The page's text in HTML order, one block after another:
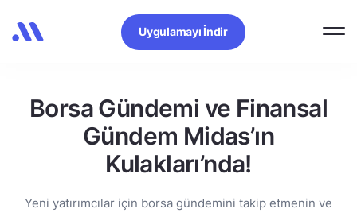
Uygulamayı İndir
Borsa Gündemi ve Finansal
Gündem Midas’ın
Kulakları’nda!
Yeni yatırımcılar için borsa gündemini takip etmenin ve